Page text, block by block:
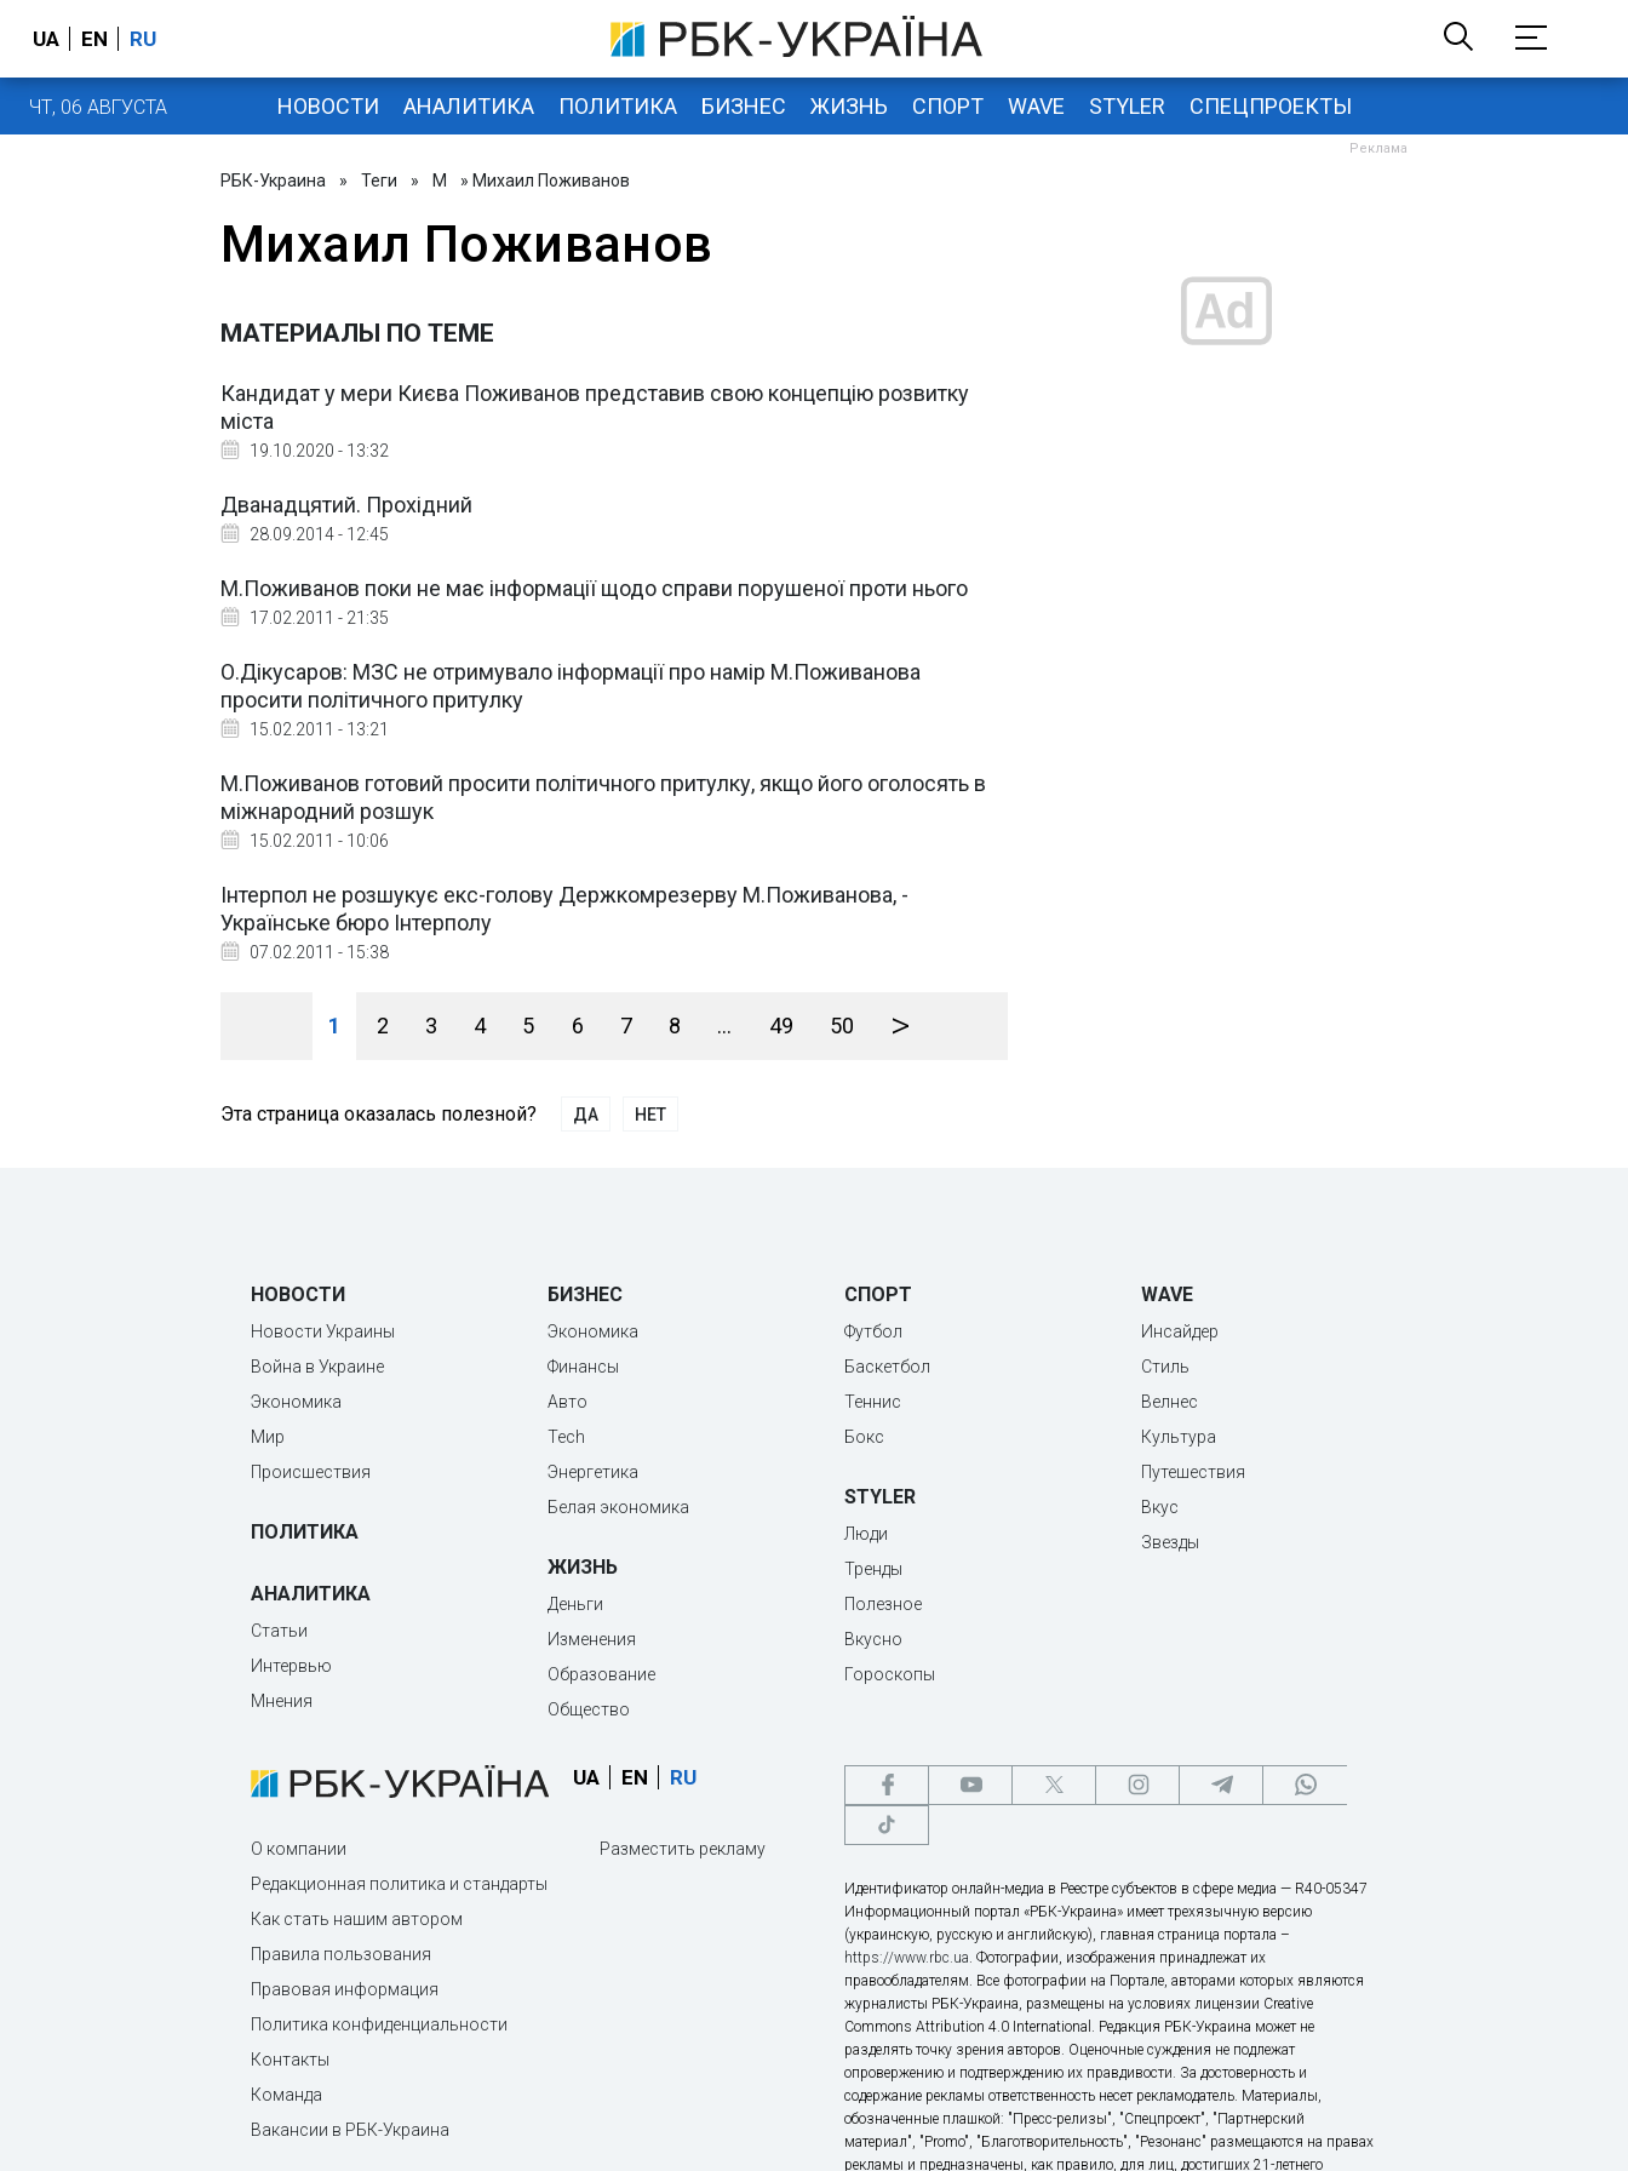
UA EN RU
ЧТ, 06 АВГУСТА НОВОСТИ АНАЛИТИКА ПОЛИТИКА БИЗНЕС ЖИЗНЬ СПОРТ WAVE STYLER СПЕЦПРОЕКТЫ
РБК-Украина » Теги » М » Михаил Поживанов
Михаил Поживанов
МАТЕРИАЛЫ ПО ТЕМЕ
Кандидат у мери Києва Поживанов представив свою концепцію розвитку
міста
19.10.2020 - 13:32
Дванадцятий. Прохідний
28.09.2014 - 12:45
М.Поживанов поки не має інформації щодо справи порушеної проти нього
17.02.2011 - 21:35
О.Дікусаров: МЗС не отримувало інформації про намір М.Поживанова
просити політичного притулку
15.02.2011 - 13:21
М.Поживанов готовий просити політичного притулку, якщо його оголосять в
міжнародний розшук
15.02.2011 - 10:06
Інтерпол не розшукує екс-голову Держкомрезерву М.Поживанова, -
Українське бюро Інтерполу
07.02.2011 - 15:38
1 2 3 4 5 6 7 8 ... 49 50 >
Эта страница оказалась полезной? ДА НЕТ
НОВОСТИ
Новости Украины
Война в Украине
Экономика
Мир
Происшествия
ПОЛИТИКА
АНАЛИТИКА
Статьи
Интервью
Мнения
БИЗНЕС
Экономика
Финансы
Авто
Tech
Энергетика
Белая экономика
ЖИЗНЬ
Деньги
Изменения
Образование
Общество
СПОРТ
Футбол
Баскетбол
Теннис
Бокс
STYLER
Люди
Тренды
Полезное
Вкусно
Гороскопы
WAVE
Инсайдер
Стиль
Велнес
Культура
Путешествия
Вкус
Звезды
UA EN RU
О компании
Редакционная политика и стандарты
Как стать нашим автором
Правила пользования
Правовая информация
Политика конфиденциальности
Контакты
Команда
Вакансии в РБК-Украина
Разместить рекламу
Идентификатор онлайн-медиа в Реестре субъектов в сфере медиа — R40-05347
Информационный портал «РБК-Украина» имеет трехязычную версию
(украинскую, русскую и английскую), главная страница портала –
https://www.rbc.ua. Фотографии, изображения принадлежат их
правообладателям. Все фотографии на Портале, авторами которых являются
журналисты РБК-Украина, размещены на условиях лицензии Creative
Commons Attribution 4.0 International. Редакция РБК-Украина может не
разделять точку зрения авторов. Оценочные суждения не подлежат
опровержению и подтверждению их правдивости. За достоверность и
содержание рекламы ответственность несет рекламодатель. Материалы,
обозначенные плашкой: "Пресс-релизы", "Спецпроект", "Партнерский
материал", "Promo", "Благотворительность", "Резонанс" размещаются на правах
рекламы и предназначены, как правило, для лиц, достигших 21-летнего